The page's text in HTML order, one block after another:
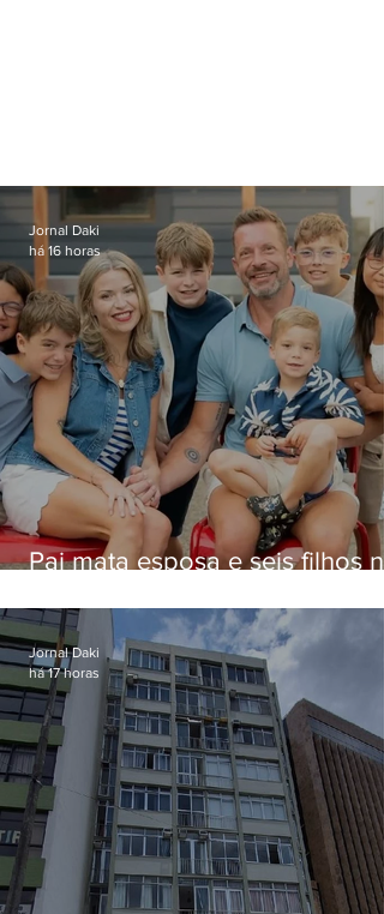
Pai mata esposa e seis filhos
Jornal Daki
há 16 horas
Jornal Daki
há 17 horas